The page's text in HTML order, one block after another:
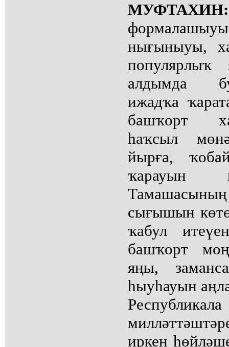
нығыныуы,
алдымда
ижадҡа
башҡорт
һаҡсыл
йырға,
ҡарауын
сығышын
ҡабул
башҡорт
яңы,
һыуһауын
иркен